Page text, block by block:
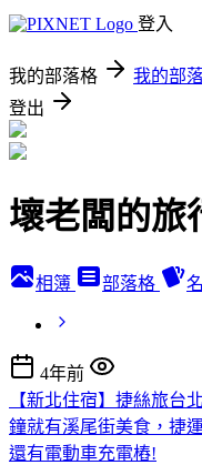
登入
我的部落格 我的部
登出
壞老闆的旅
相簿 部落格
4年前
【新北住宿】捷絲旅台
鐘就有溪尾街美食，捷
還有電動車充電樁!